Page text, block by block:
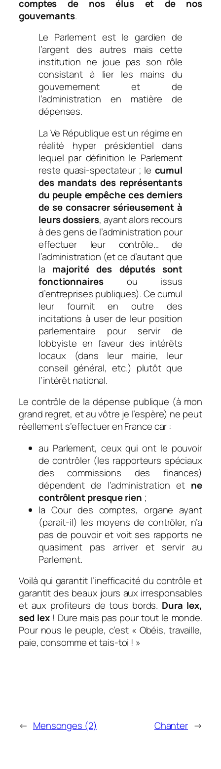
comptes de nos élus et de nos
gouvernants.
Le Parlement est le gardien de
l’argent des autres mais cette
institution ne joue pas son rôle
consistant à lier les mains du
gouvernement et de
l’administration en matière de
dépenses.
La Ve République est un régime en
réalité hyper présidentiel dans
lequel par définition le Parlement
reste quasi-spectateur ; le cumul
des mandats des représentants
du peuple empêche ces derniers
de se consacrer sérieusement à
leurs dossiers, ayant alors recours
à des gens de l’administration pour
effectuer leur contrôle… de
l’administration (et ce d’autant que
la majorité des députés sont
fonctionnairesou issus
d’entreprises publiques). Ce cumul
leur fournit en outre des
incitations à user de leur position
parlementaire pour servir de
lobbyiste en faveur des intérêts
locaux (dans leur mairie, leur
conseil général, etc.) plutôt que
l’intérêt national.
Le contrôle de la dépense publique (à mon
grand regret, et au vôtre je l’espère) ne peut
réellement s’effectuer en France car :
au Parlement, ceux qui ont le pouvoir
de contrôler (les rapporteurs spéciaux
des commissions des finances)
dépendent de l’administration et ne
contrôlent presque rien ;
la Cour des comptes, organe ayant
(parait-il) les moyens de contrôler, n’a
pas de pouvoir et voit ses rapports ne
quasiment pas arriver et servir au
Parlement.
Voilà qui garantit l’inefficacité du contrôle et
garantit des beaux jours aux irresponsables
et aux profiteurs de tous bords. Dura lex,
sed lex! Dure mais pas pour tout le monde.
Pour nous le peuple, c’est « Obéis, travaille,
paie, consomme et tais-toi ! »
← Mensonges (2) Chanter →